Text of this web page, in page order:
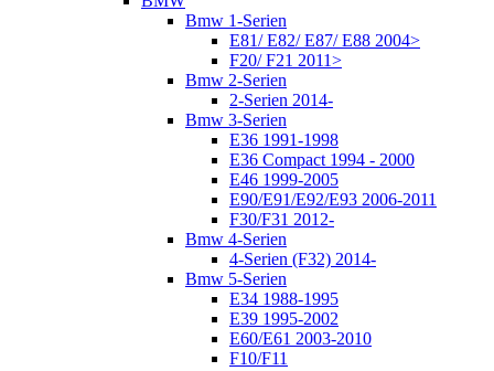
Bmw 1-Serien
E81/ E82/ E87/ E88 2004>
F20/ F21 2011>
Bmw 2-Serien
2-Serien 2014-
Bmw 3-Serien
E36 1991-1998
E36 Compact 1994 - 2000
E46 1999-2005
E90/E91/E92/E93 2006-2011
F30/F31 2012-
Bmw 4-Serien
4-Serien (F32) 2014-
Bmw 5-Serien
E34 1988-1995
E39 1995-2002
E60/E61 2003-2010
F10/F11